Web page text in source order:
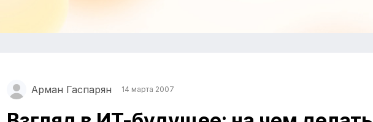
Арман Гаспарян 14 марта 2007